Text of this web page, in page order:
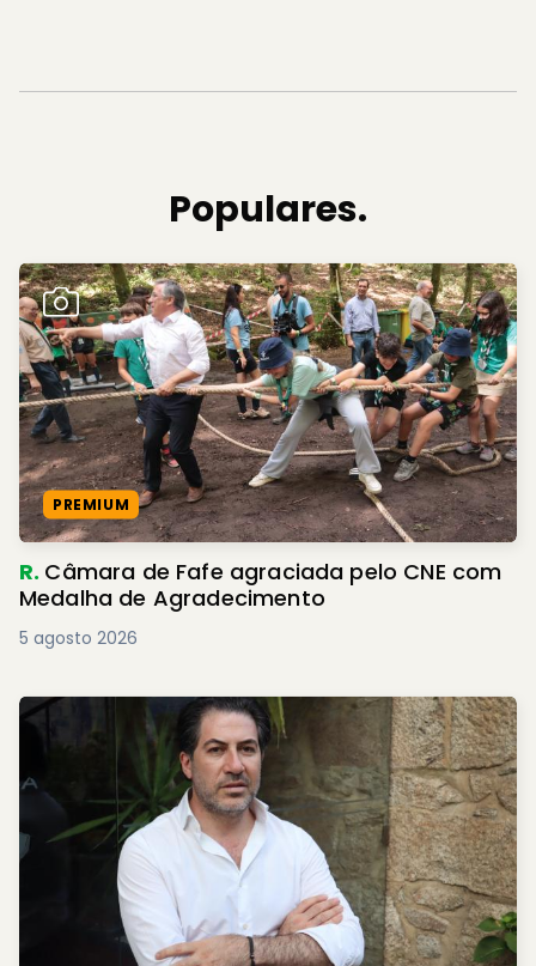
Populares.
PREMIUM
R. Câmara de Fafe agraciada pelo CNE com
Medalha de Agradecimento
5 agosto 2026